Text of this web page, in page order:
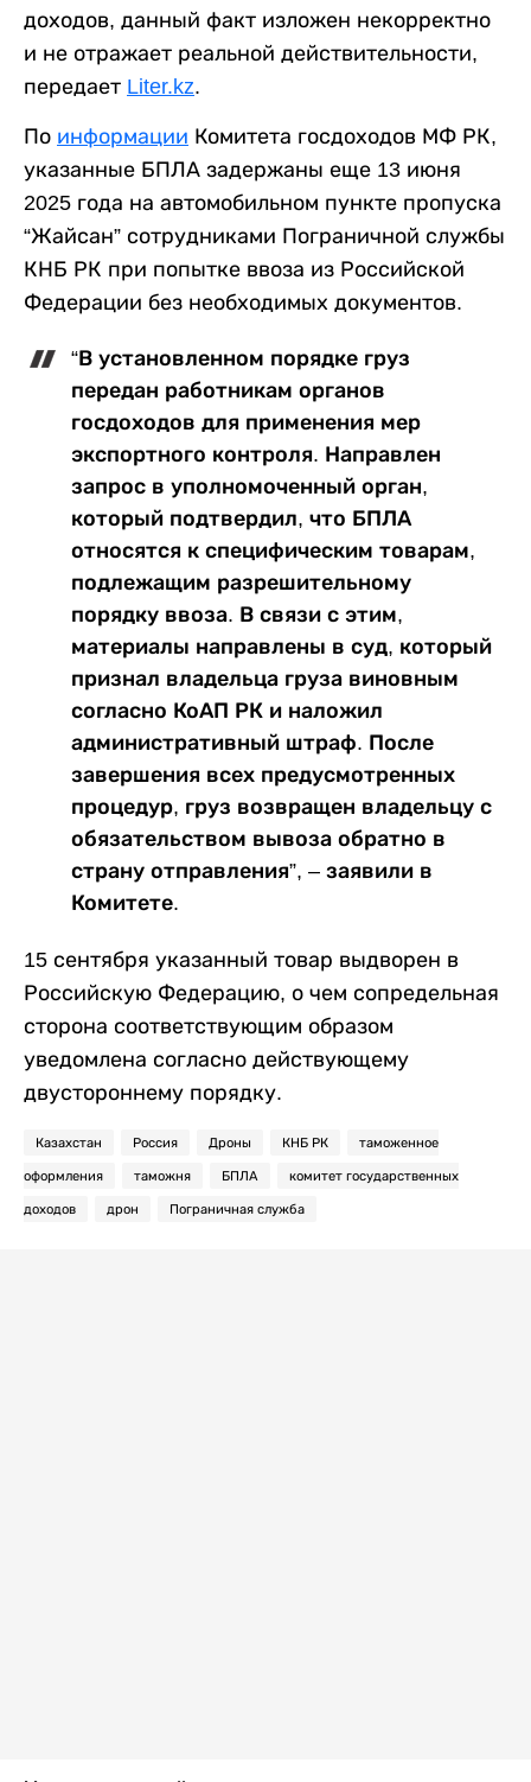
доходов, данный факт изложен некорректно
и не отражает реальной действительности,
передает Liter.kz.
По информации Комитета госдоходов МФ РК,
указанные БПЛА задержаны еще 13 июня
2025 года на автомобильном пункте пропуска
“Жайсан” сотрудниками Пограничной службы
КНБ РК при попытке ввоза из Российской
Федерации без необходимых документов.
“В установленном порядке груз
передан работникам органов
госдоходов для применения мер
экспортного контроля. Направлен
запрос в уполномоченный орган,
который подтвердил, что БПЛА
относятся к специфическим товарам,
подлежащим разрешительному
порядку ввоза. В связи с этим,
материалы направлены в суд, который
признал владельца груза виновным
согласно КоАП РК и наложил
административный штраф. После
завершения всех предусмотренных
процедур, груз возвращен владельцу с
обязательством вывоза обратно в
страну отправления”, – заявили в
Комитете.
15 сентября указанный товар выдворен в
Российскую Федерацию, о чем сопредельная
сторона соответствующим образом
уведомлена согласно действующему
двустороннему порядку.
Казахстан Россия Дроны КНБ РК таможенное
оформления таможня БПЛА комитет государственных
доходов дрон Пограничная служба